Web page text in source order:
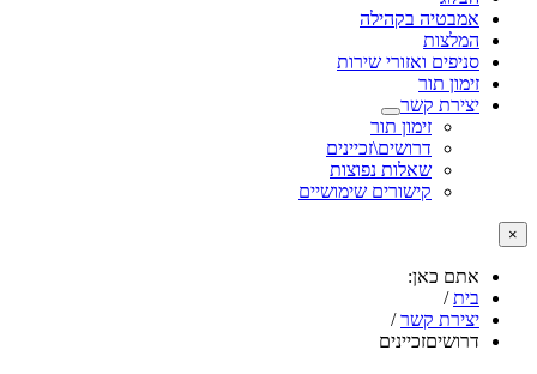
אמבטיה בקהילה
המלצות
סניפים ואזורי שירות
זימון תור
יצירת קשר
זימון תור
דרושים\זכיינים
שאלות נפוצות
קישורים שימושיים
×
אתם כאן:
בית /
יצירת קשר /
דרושיםזכיינים